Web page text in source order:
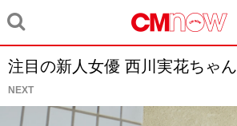
注目の新人女優 西川実花ちゃん
NEXT